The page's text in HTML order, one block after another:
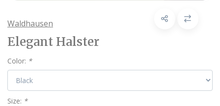
Waldhausen
Elegant Halster
Color: *
Size: *